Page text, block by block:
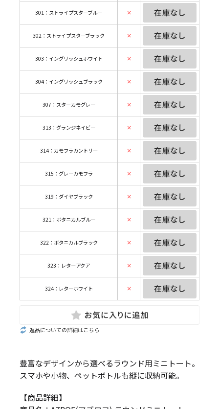
301：ストライプスターブルー ×
302：ストライプスターブラック ×
303：イングリッシュホワイト ×
304：イングリッシュブラック ×
307：スターカモグレー ×
313：グランジネイビー ×
314：カモフラカントリー ×
315：グレーカモフラ ×
319：ダイヤブラック ×
321：ボタニカルブルー ×
322：ボタニカルブラック ×
323：レターアクア ×
324：レターホワイト ×
返品についての詳細はこちら
豊富なデザインから選べるラウンド用ミニトート。
スマホや小物、ペットボトルも縦に収納可能。
【商品詳細】